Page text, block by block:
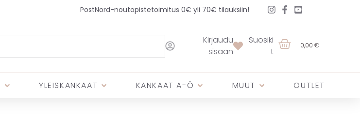
PostNord-noutopistetoimitus 0€ yli 70€ tilauksiin!
Kirjaudu
sisään
Suosiki
t
0,00 €
YLEISKANKAAT KANKAAT A-Ö MUUT OUTLET